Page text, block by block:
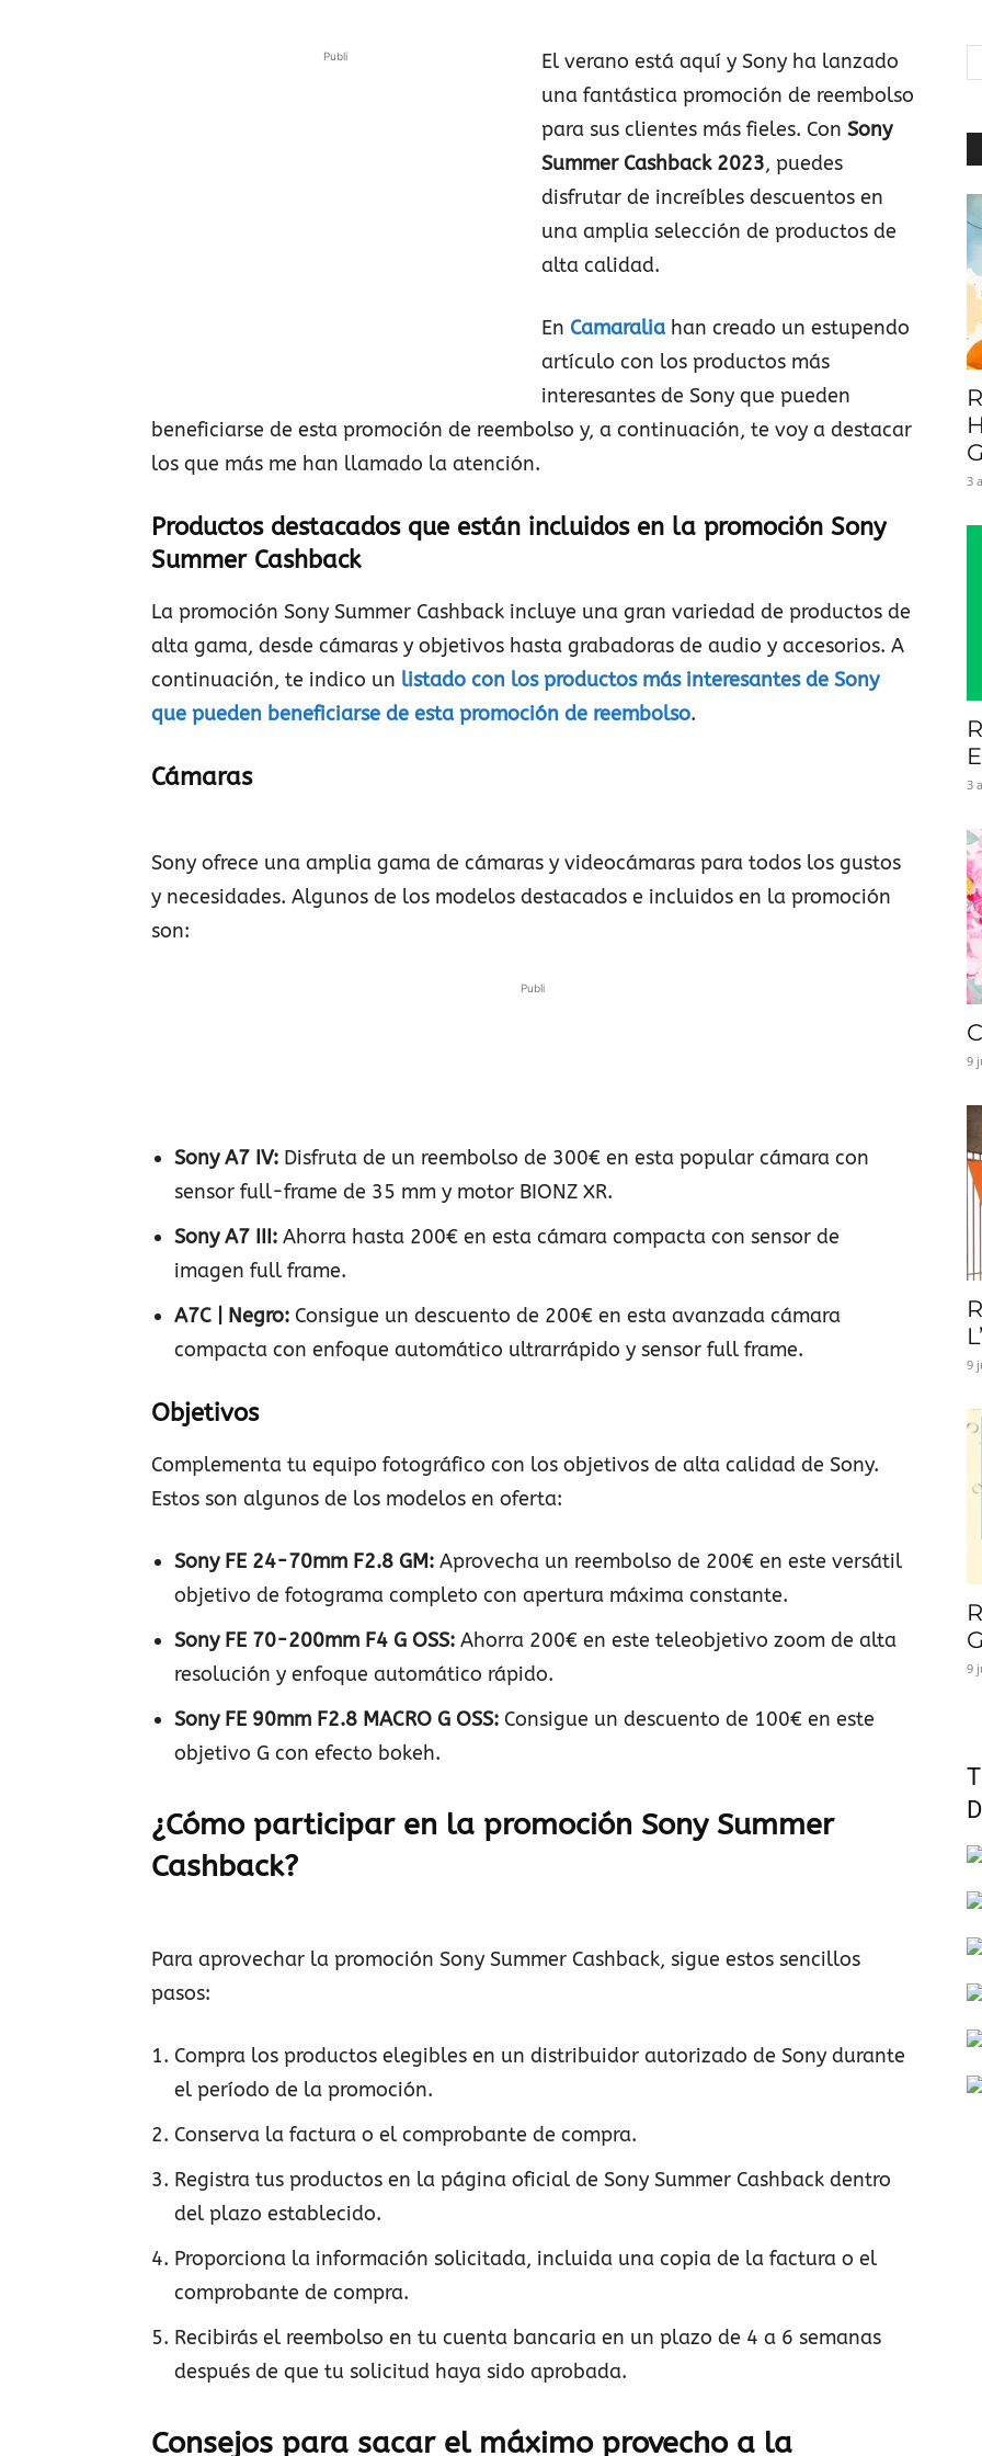
Publi
El verano está aquí y Sony ha lanzado
una fantástica promoción de reembolso
para sus clientes más fieles. Con Sony
Summer Cashback 2023, puedes
disfrutar de increíbles descuentos en
una amplia selección de productos de
alta calidad.
En Camaralia han creado un estupendo
artículo con los productos más
interesantes de Sony que pueden
beneficiarse de esta promoción de reembolso y, a continuación, te voy a destacar
los que más me han llamado la atención.
Productos destacados que están incluidos en la promoción Sony
Summer Cashback
La promoción Sony Summer Cashback incluye una gran variedad de productos de
alta gama, desde cámaras y objetivos hasta grabadoras de audio y accesorios. A
continuación, te indico un listado con los productos más interesantes de Sony
que pueden beneficiarse de esta promoción de reembolso.
Cámaras
Sony ofrece una amplia gama de cámaras y videocámaras para todos los gustos
y necesidades. Algunos de los modelos destacados e incluidos en la promoción
son:
Publi
Sony A7 IV: Disfruta de un reembolso de 300€ en esta popular cámara con
sensor full-frame de 35 mm y motor BIONZ XR.
Sony A7 III: Ahorra hasta 200€ en esta cámara compacta con sensor de
imagen full frame.
A7C | Negro: Consigue un descuento de 200€ en esta avanzada cámara
compacta con enfoque automático ultrarrápido y sensor full frame.
Objetivos
Complementa tu equipo fotográfico con los objetivos de alta calidad de Sony.
Estos son algunos de los modelos en oferta:
Sony FE 24-70mm F2.8 GM: Aprovecha un reembolso de 200€ en este versátil
objetivo de fotograma completo con apertura máxima constante.
Sony FE 70-200mm F4 G OSS: Ahorra 200€ en este teleobjetivo zoom de alta
resolución y enfoque automático rápido.
Sony FE 90mm F2.8 MACRO G OSS: Consigue un descuento de 100€ en este
objetivo G con efecto bokeh.
¿Cómo participar en la promoción Sony Summer
Cashback?
Para aprovechar la promoción Sony Summer Cashback, sigue estos sencillos
pasos:
Compra los productos elegibles en un distribuidor autorizado de Sony durante
el período de la promoción.
Conserva la factura o el comprobante de compra.
Registra tus productos en la página oficial de Sony Summer Cashback dentro
del plazo establecido.
Proporciona la información solicitada, incluida una copia de la factura o el
comprobante de compra.
Recibirás el reembolso en tu cuenta bancaria en un plazo de 4 a 6 semanas
después de que tu solicitud haya sido aprobada.
Consejos para sacar el máximo provecho a la
3
3
9
9
9